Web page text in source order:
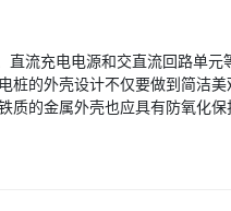
流充电电源和交直流回路单元
桩的外壳设计不仅要做到简洁
质的金属外壳也应具有防氧化